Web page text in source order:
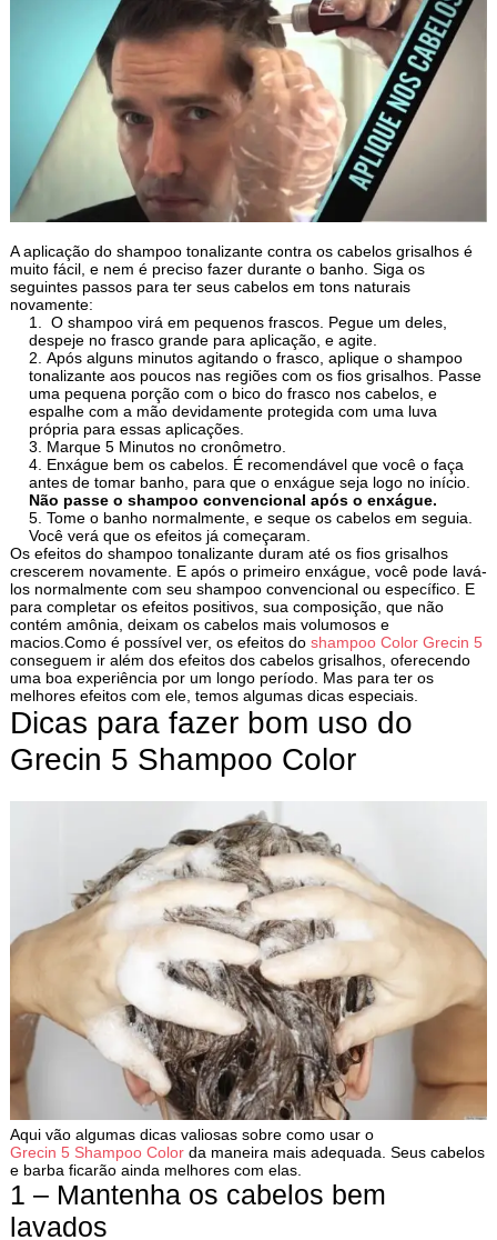
A aplicação do shampoo tonalizante contra os cabelos grisalhos é
muito fácil, e nem é preciso fazer durante o banho. Siga os
seguintes passos para ter seus cabelos em tons naturais
novamente:
O shampoo virá em pequenos frascos. Pegue um deles,
despeje no frasco grande para aplicação, e agite.
Após alguns minutos agitando o frasco, aplique o shampoo
tonalizante aos poucos nas regiões com os fios grisalhos. Passe
uma pequena porção com o bico do frasco nos cabelos, e
espalhe com a mão devidamente protegida com uma luva
própria para essas aplicações.
Marque 5 Minutos no cronômetro.
Enxágue bem os cabelos. É recomendável que você o faça
antes de tomar banho, para que o enxágue seja logo no início.
Não passe o shampoo convencional após o enxágue.
Tome o banho normalmente, e seque os cabelos em seguia.
Você verá que os efeitos já começaram.
Os efeitos do shampoo tonalizante duram até os fios grisalhos
crescerem novamente. E após o primeiro enxágue, você pode lavá-
los normalmente com seu shampoo convencional ou específico. E
para completar os efeitos positivos, sua composição, que não
contém amônia, deixam os cabelos mais volumosos e
macios.Como é possível ver, os efeitos do shampoo Color Grecin 5
conseguem ir além dos efeitos dos cabelos grisalhos, oferecendo
uma boa experiência por um longo período. Mas para ter os
melhores efeitos com ele, temos algumas dicas especiais.
Dicas para fazer bom uso do
Grecin 5 Shampoo Color
Aqui vão algumas dicas valiosas sobre como usar o
Grecin 5 Shampoo Colorda maneira mais adequada. Seus cabelos
e barba ficarão ainda melhores com elas.
1 – Mantenha os cabelos bem
lavados